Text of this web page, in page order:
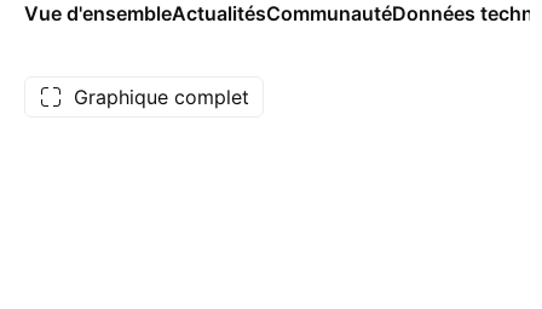
Vue d'ensembleActualitésCommunautéDonnées
Graphique complet